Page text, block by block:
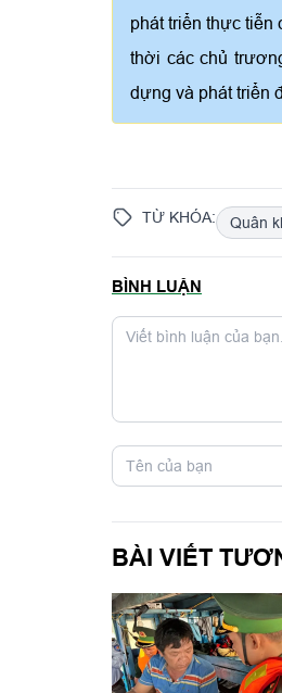
phát triển thực tiễn
thời các chủ
dựng và phát triển
TỪ KHÓA: Quân
BÌNH LUẬN
BÀI VIẾT